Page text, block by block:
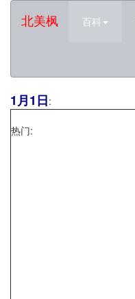
北美枫 百科
1月1日:
热门: